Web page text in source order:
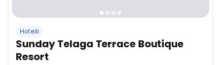
Hotelli
Sunday Telaga Terrace Boutique
Resort